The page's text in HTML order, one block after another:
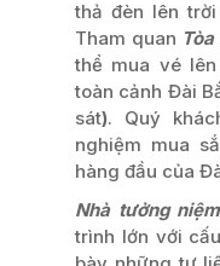
thả đèn lên
Tham quan
thể mua vé
toàn cảnh Đài
sát). Quý
nghiệm mua
hàng đầu của
Nhà tưởng
trình lớn với